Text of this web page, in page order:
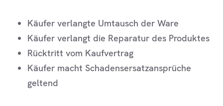
Käufer verlangte Umtausch der Ware
Käufer verlangt die Reparatur des Produktes
Rücktritt vom Kaufvertrag
Käufer macht Schadensersatzansprüche
geltend